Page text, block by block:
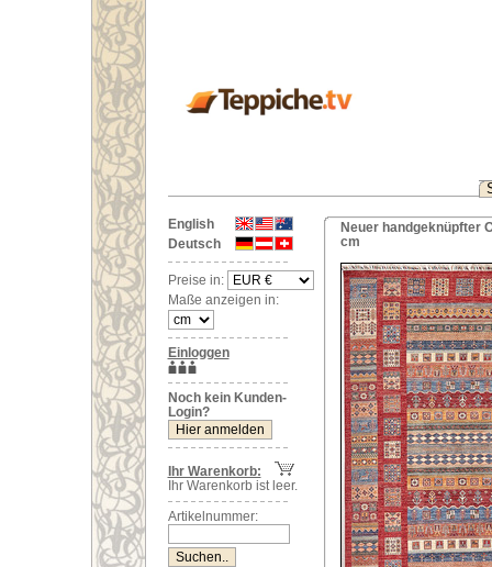
English
Deutsch
Preise in:
Maße anzeigen in:
Einloggen
Noch kein Kunden-
Login?
Ihr Warenkorb:
Ihr Warenkorb ist leer.
Artikelnummer:
Neuer handgeknüpfter
cm